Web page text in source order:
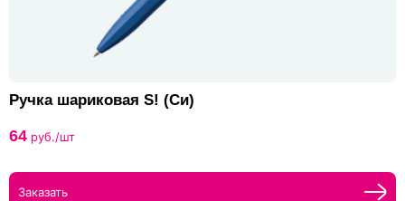
Ручка шариковая S! (Си)
64 руб./шт
Заказать